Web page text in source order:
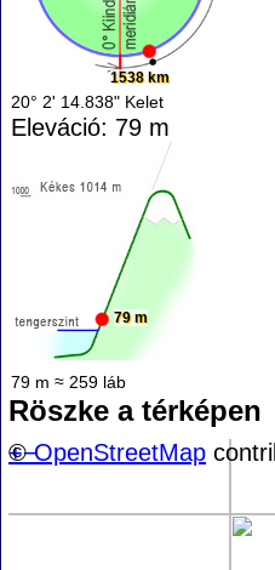
1538 km
20° 2' 14.838" Kelet
Eleváció: 79 m
79 m
79 m ≈ 259 láb
Röszke a térképen
+−
©OpenStreetMap